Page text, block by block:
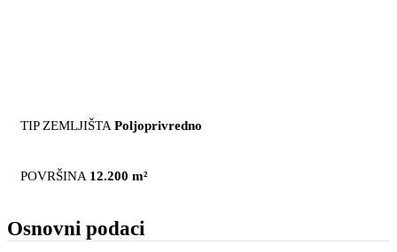
TIP ZEMLJIŠTA Poljoprivredno
POVRŠINA 12.200 m²
Osnovni podaci